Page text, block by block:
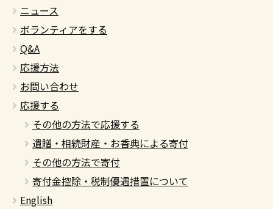
ニュース
ボランティアをする
Q&A
応援方法
お問い合わせ
応援する
その他の方法で応援する
遺贈・相続財産・お香典による寄付
その他の方法で寄付
寄付金控除・税制優遇措置について
English